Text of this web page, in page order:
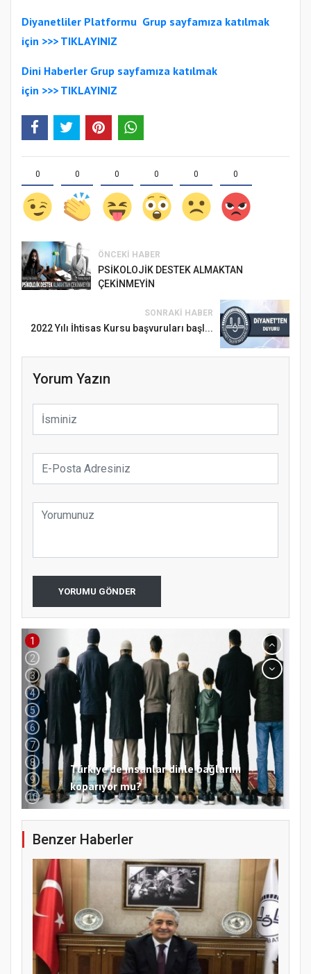
Diyanetliler Platformu Grup sayfamıza katılmak
için >>> TIKLAYINIZ
Dini Haberler Grup sayfamıza katılmak
için >>> TIKLAYINIZ
0 0 0 0 0 0
ÖNCEKI HABER
PSİKOLOJİK DESTEK ALMAKTAN
ÇEKİNMEYİN
SONRAKI HABER
2022 Yılı İhtisas Kursu başvuruları başl...
Yorum Yazın
YORUMU GÖNDER
Etkinliği
koparıyor mu?
Samsun Atakum’da 15 Temmuz Programı
1
2
3
4
5
6
7
8
9
10
Benzer Haberler